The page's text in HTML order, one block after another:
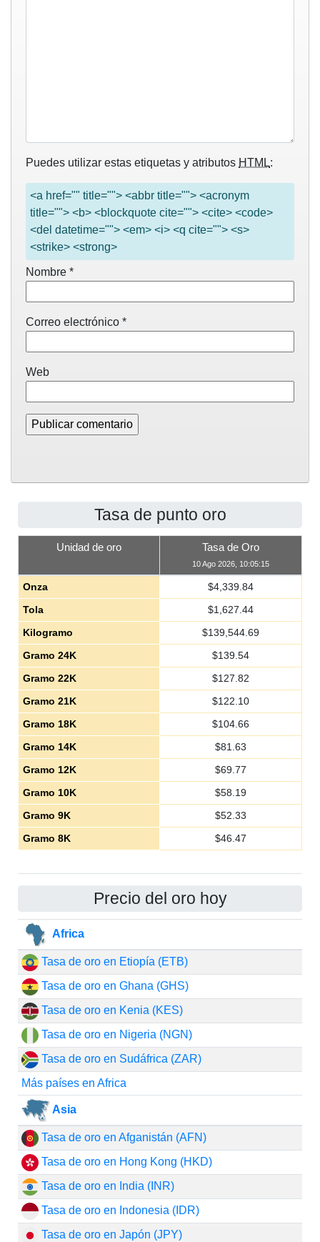
Puedes utilizar estas etiquetas y atributos HTML:
<a href="" title=""> <abbr title=""> <acronym
title=""> <b> <blockquote cite=""> <cite> <code>
<del datetime=""> <em> <i> <q cite=""> <s>
<strike> <strong>
Nombre *
Correo electrónico *
Web
Tasa de punto oro
Unidad de oro Tasa de Oro
10 Ago 2026, 10:05:15
Onza $4,339.84
Tola
$1,627.44
Kilogramo
$139,544.69
Gramo 24K
$139.54
Gramo 22K
$127.82
Gramo 21K
$122.10
Gramo 18K
$104.66
Gramo 14K
$81.63
Gramo 12K
$69.77
Gramo 10K
$58.19
Gramo 9K
$52.33
Gramo 8K
$46.47
Precio del oro hoy
Africa
Tasa de oro en Etiopía (ETB)
Tasa de oro en Ghana (GHS)
Tasa de oro en Kenia (KES)
Tasa de oro en Nigeria (NGN)
Tasa de oro en Sudáfrica (ZAR)
Más países en Africa
Asia
Tasa de oro en Afganistán (AFN)
Tasa de oro en Hong Kong (HKD)
Tasa de oro en India (INR)
Tasa de oro en Indonesia (IDR)
Tasa de oro en Japón (JPY)